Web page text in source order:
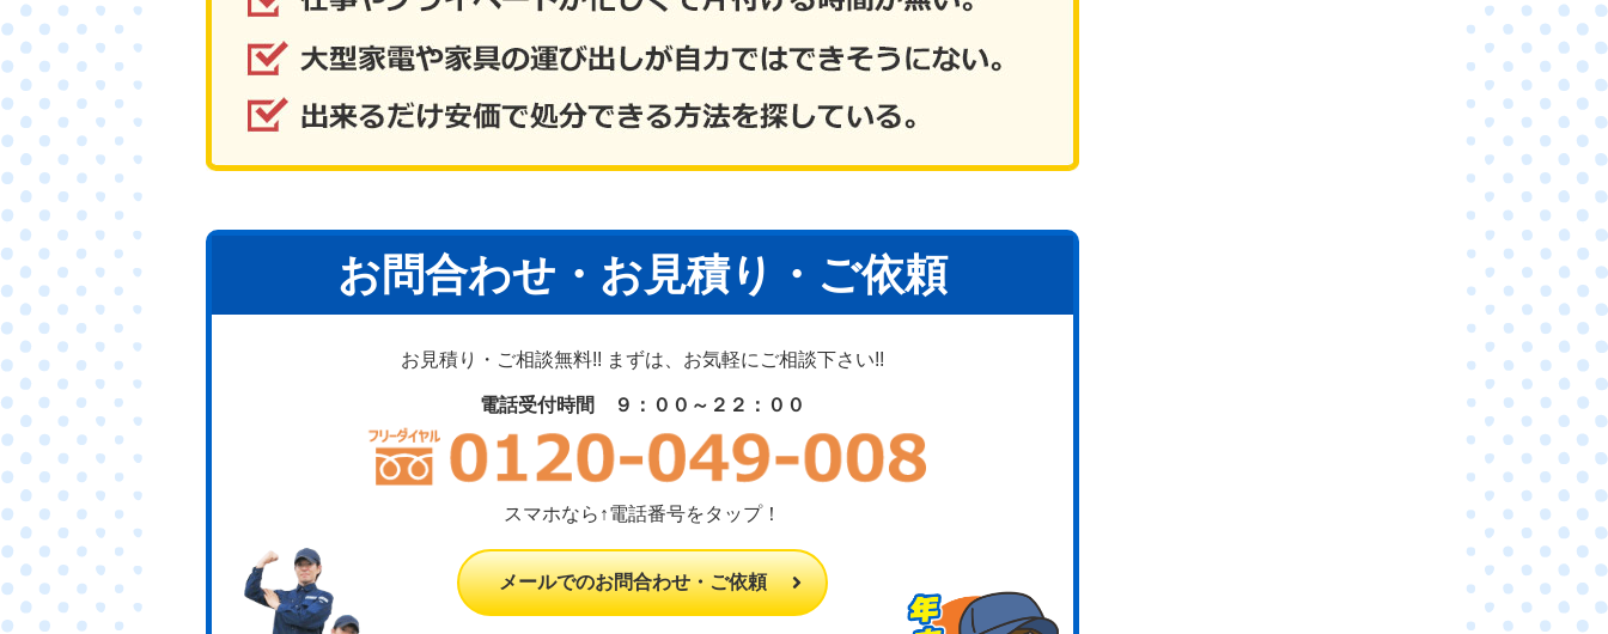
お問合わせ・お見積り・ご依頼
お見積り・ご相談無料!! まずは、お気軽にご相談下さい!!
電話受付時間 ９：００～２２：００
スマホなら↑電話番号をタップ！
メールでのお問合わせ・ご依頼